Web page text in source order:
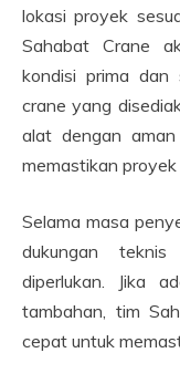
lokasi proyek
Sahabat Crane
kondisi prima dan
crane yang
alat dengan
memastikan proyek
Selama masa
dukungan
diperlukan. Jika
tambahan, tim
cepat untuk